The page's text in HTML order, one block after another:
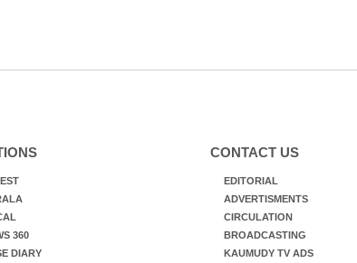
360
DIARY
CONTACT US
EDITORIAL
ADVERTISMENTS
CIRCULATION
BROADCASTING
KAUMUDY TV ADS